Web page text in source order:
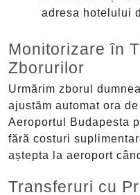
adresa hotelului
Monitorizare în
Zborurilor
Urmărim zborul
ajustăm automat ora
Aeroportul Budapesta
fără costuri
aștepta la aeroport
Transferuri cu